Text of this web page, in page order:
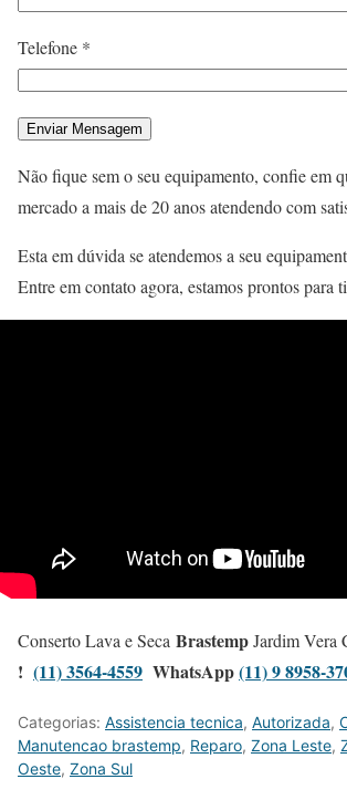
Telefone *
Não fique sem o seu equipamento, confie em
mercado a mais de 20 anos atendendo com
Esta em dúvida se atendemos a seu
Entre em contato agora, estamos prontos para
Conserto Lava e Seca BrastempJardim Vera
! (11) 3564-4559 WhatsApp(11) 9 8958-
Categorias: Assistencia tecnica, Autorizada,
Manutencao brastemp, Reparo, Zona Leste,
Oeste, Zona Sul